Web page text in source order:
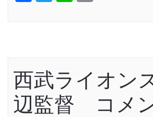
西武ライオ
辺監督 コメ